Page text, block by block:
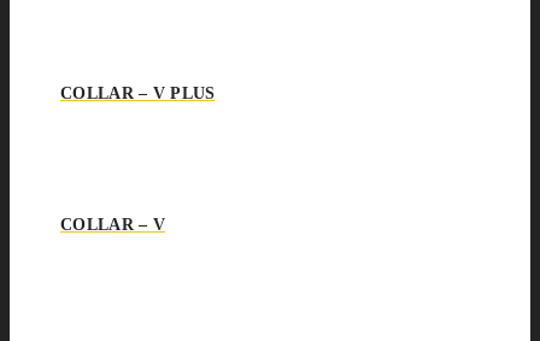
COLLAR – V PLUS
COLLAR – V